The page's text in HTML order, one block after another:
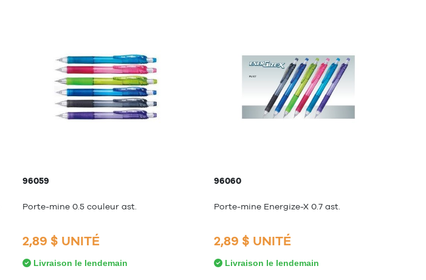
96059
Porte-mine 0.5 couleur ast.
2,89 $ UNITÉ
Livraison le lendemain
96060
Porte-mine Energize-X 0.7 ast.
2,89 $ UNITÉ
Livraison le lendemain